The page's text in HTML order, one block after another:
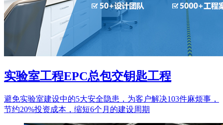
实验室工程EPC总包交钥匙工程
避免实验室建设中的5大安全隐患，为客户解决103件麻烦事，
节约20%投资成本，缩短6个月的建设周期